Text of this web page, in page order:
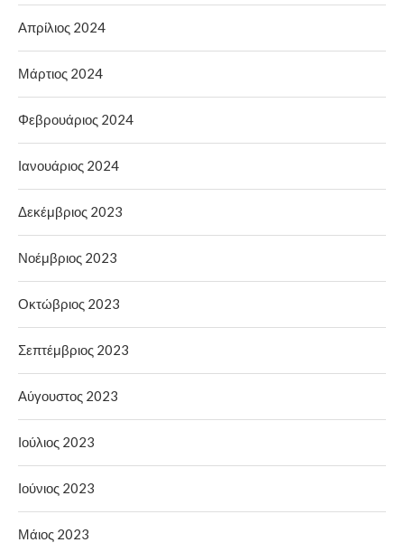
Απρίλιος 2024
Μάρτιος 2024
Φεβρουάριος 2024
Ιανουάριος 2024
Δεκέμβριος 2023
Νοέμβριος 2023
Οκτώβριος 2023
Σεπτέμβριος 2023
Αύγουστος 2023
Ιούλιος 2023
Ιούνιος 2023
Μάιος 2023